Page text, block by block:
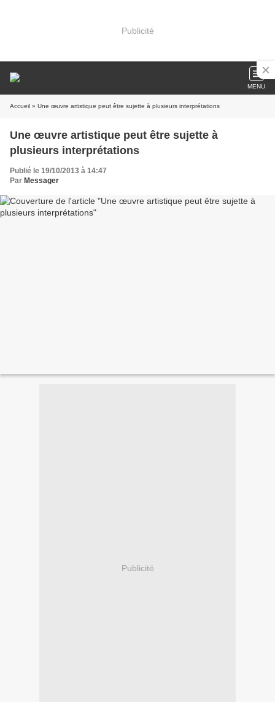
Publicité
MENU
Accueil » Une œuvre artistique peut être sujette à plusieurs interprétations
Une œuvre artistique peut être sujette à
plusieurs interprétations
Publié le 19/10/2013 à 14:47
Par Messager
Publicité